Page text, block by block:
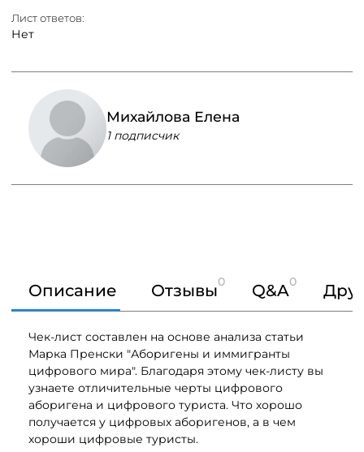
Лист ответов:
Нет
Михайлова Елена
1 подписчик
Описание Отзывы0 Q&A0
Чек-лист составлен на основе анализа статьи
Марка Пренски "Аборигены и иммигранты
цифрового мира". Благодаря этому чек-листу вы
узнаете отличительные черты цифрового
аборигена и цифрового туриста. Что хорошо
получается у цифровых аборигенов, а в чем
хороши цифровые туристы.